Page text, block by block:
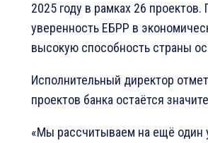
2025 году в рамках 26
уверенность ЕБРР в
высокую способность страны
Исполнительный директор
проектов банка остаётся
«Мы рассчитываем на ещё один